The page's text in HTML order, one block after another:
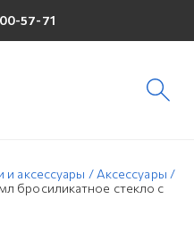
57-71
и аксессуары / Аксессуары /
бросиликатное стекло с